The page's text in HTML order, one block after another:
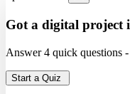
Got a digital project
Answer 4 quick questions
Start a Quiz